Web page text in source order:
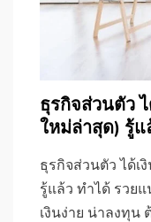
ธุรกิจส่วนตัว
ใหม่ล่าสุด) รู้
ธุรกิจส่วนตัว ได้เ
รู้แล้ว ทำได้ รวย
เงินง่าย น่าลงทุน